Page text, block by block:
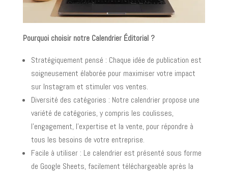
Pourquoi choisir notre Calendrier Éditorial ?
Stratégiquement pensé : Chaque idée de publication est
soigneusement élaborée pour maximiser votre impact
sur Instagram et stimuler vos ventes.
Diversité des catégories : Notre calendrier propose une
variété de catégories, y compris les coulisses,
l’engagement, l’expertise et la vente, pour répondre à
tous les besoins de votre entreprise.
Facile à utiliser : Le calendrier est présenté sous forme
de Google Sheets, facilement téléchargeable après la